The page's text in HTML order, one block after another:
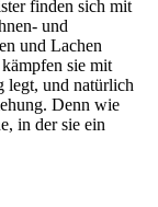
finden sich mit
und
und Lachen
sie mit
legt, und natürlich
Denn wie
in der sie ein